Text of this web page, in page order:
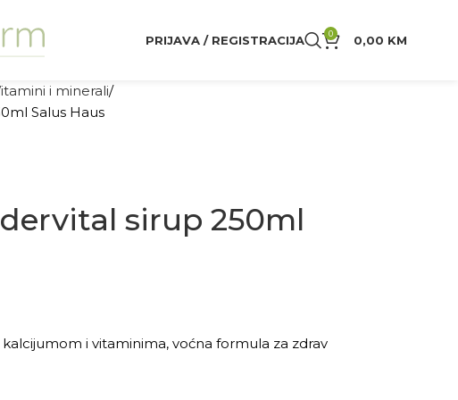
PRIJAVA / REGISTRACIJA 0 0,00 KM
i minerali
Salus Haus
sirup 250ml
i vitaminima, voćna formula za zdrav